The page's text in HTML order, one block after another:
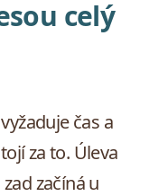
celý
čas a
za to. Úleva
začíná u